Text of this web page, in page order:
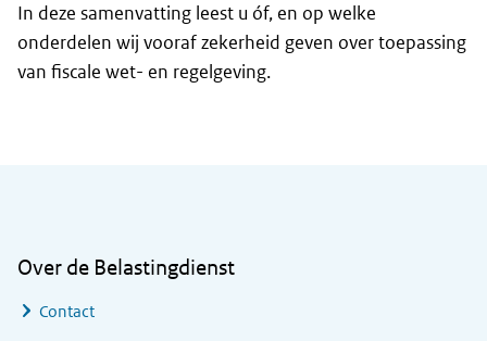
In deze samenvatting leest u óf, en op welke
onderdelen wij vooraf zekerheid geven over toepassing
van fiscale wet- en regelgeving.
Over de Belastingdienst
Contact